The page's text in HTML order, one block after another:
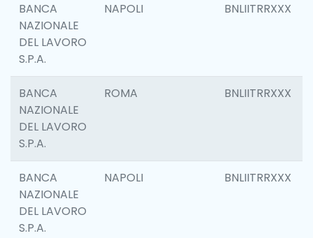
BANCA
NAZIONALE
DEL LAVORO
S.P.A.
NAPOLI BNLIITRRXXX
BANCA
NAZIONALE
DEL LAVORO
S.P.A.
ROMA BNLIITRRXXX
BANCA
NAZIONALE
DEL LAVORO
S.P.A.
NAPOLI BNLIITRRXXX